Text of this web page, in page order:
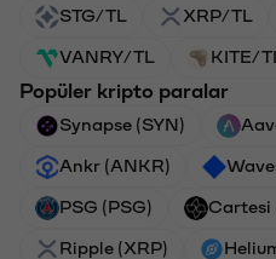
STG/TL XRP/TL
VANRY/TL KITE/
Popüler kripto paralar
Synapse (SYN)
Ankr (ANKR)
PSG (PSG) Cartesi
Ripple (XRP)